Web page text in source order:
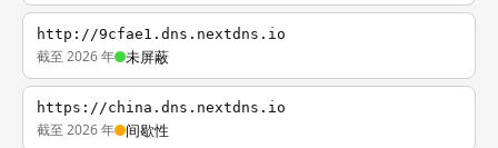
http://9cfae1.dns.nextdns.io
截至 2026 年 未屏蔽
https://china.dns.nextdns.io
截至 2026 年 间歇性